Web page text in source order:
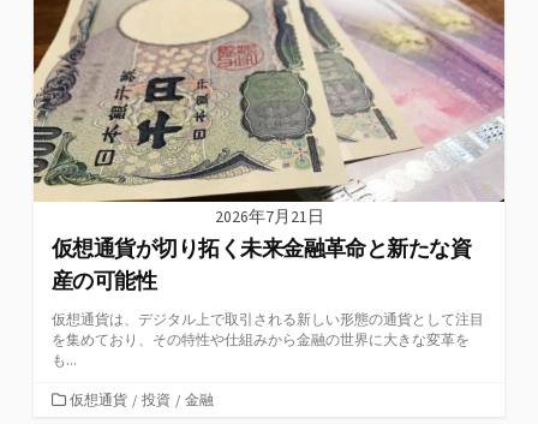
ー
2026年7月21日
仮想通貨が切り拓く未来金融革命と新たな資
産の可能性
仮想通貨は、デジタル上で取引される新しい形態の通貨として注目
を集めており、その特性や仕組みから金融の世界に大きな変革を
も...
カ仮想通貨 / 投資 / 金融